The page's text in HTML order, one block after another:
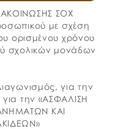
ΣΟΧ
με σχέση
ορισμένου χρόνου
σχολικών μονάδων
για την
την «ΑΣΦΑΛΙΣΗ
ΚΑΙ